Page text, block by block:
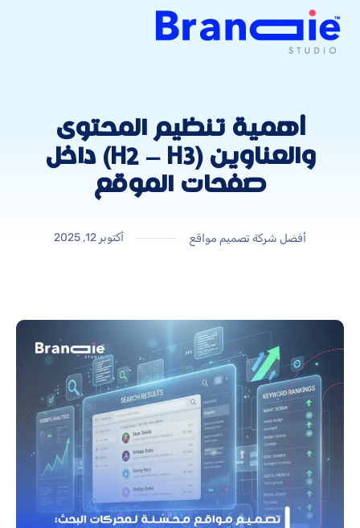
أهمية تنظيم المحتوى
والعناوين (H2 – H3) داخل
صفحات الموقع
أفضل شركة تصميم مواقع أكتوبر 12, 2025